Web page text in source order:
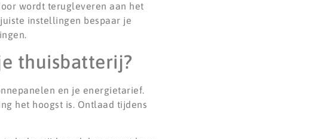
wordt terugleveren aan het
instellingen bespaar je
thuisbatterij?
en je energietarief.
het hoogst is. Ontlaad tijdens